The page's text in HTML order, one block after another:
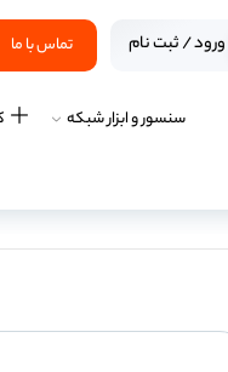
ورود / ثبت نام تماس با ما
سنسور و ابزار شبکه